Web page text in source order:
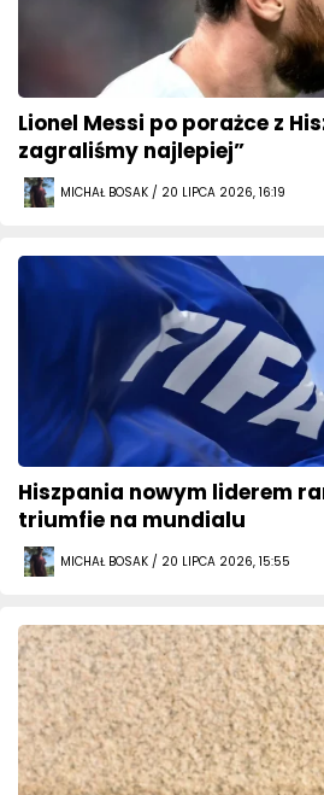
Lionel Messi po porażce z
zagraliśmy najlepiej”
MICHAŁ BOSAK / 20 LIPCA 2026, 16:19
Hiszpania nowym liderem
triumfie na mundialu
MICHAŁ BOSAK / 20 LIPCA 2026, 15:55